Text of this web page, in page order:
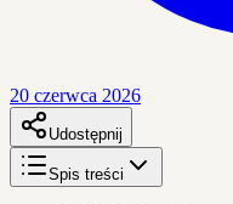
20 czerwca 2026
Udostępnij
Spis treści